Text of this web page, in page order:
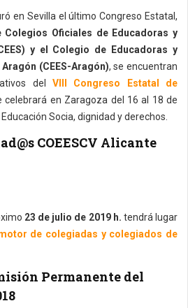
en Sevilla el último Congreso Estatal,
Colegios Oficiales de Educadoras y
y el Colegio de Educadoras y
(CEES-Aragón), se encuentran
del VIII Congreso Estatal de
celebrará en Zaragoza del 16 al 18 de
Socia, dignidad y derechos.
COEESCV Alicante
23 de julio de 2019 h. tendrá lugar
de colegiadas y colegiados de
Permanente del